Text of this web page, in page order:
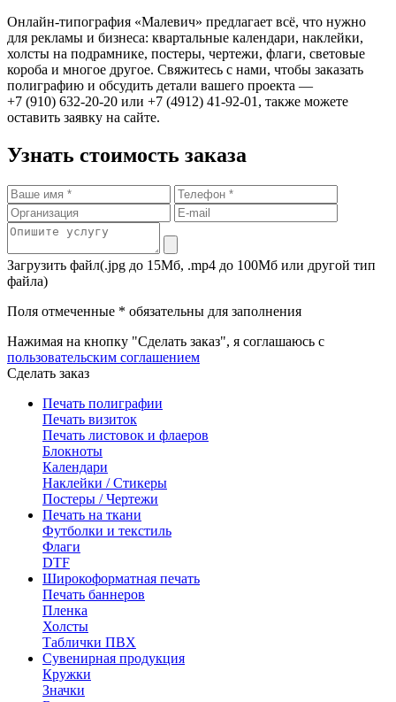
Онлайн-типография «Малевич» предлагает всё, что нужно
для рекламы и бизнеса: квартальные календари, наклейки,
холсты на подрамнике, постеры, чертежи, флаги, световые
короба и многое другое. Свяжитесь с нами, чтобы заказать
полиграфию и обсудить детали вашего проекта —
+7 (910) 632-20-20 или +7 (4912) 41-92-01, также можете
оставить заявку на сайте.
Узнать стоимость заказа
Загрузить файл(.jpg до 15Мб, .mp4 до 100Мб или другой тип
файла)
Поля отмеченные * обязательны для заполнения
Нажимая на кнопку "Сделать заказ", я соглашаюсь с
пользовательским соглашением
Сделать заказ
Печать полиграфии
Печать визиток
Печать листовок и флаеров
Блокноты
Календари
Наклейки / Стикеры
Постеры / Чертежи
Печать на ткани
Футболки и текстиль
Флаги
DTF
Широкоформатная печать
Печать баннеров
Пленка
Холсты
Таблички ПВХ
Сувенирная продукция
Кружки
Значки